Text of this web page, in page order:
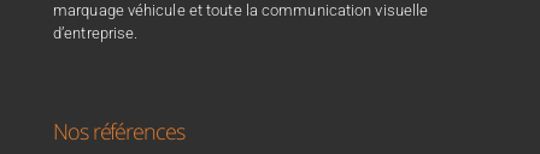
marquage véhicule et toute la communication visuelle
d’entreprise.
Nos références